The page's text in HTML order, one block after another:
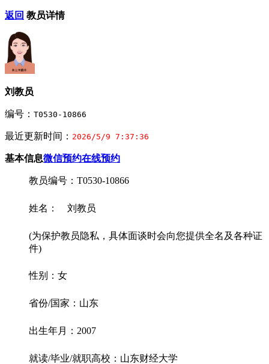
返回 教员详情
刘教员
编号： T0530-10866
最近更新时间： 2026/5/9 7:37:36
基本信息微信预约在线预约
教员编号：T0530-10866
姓名： 刘教员
(为保护教员隐私，具体面谈时会向您提供全名及各种证
件)
性别：女
省份/国家：山东
出生年月：2007
就读/毕业/就职高校：山东财经大学